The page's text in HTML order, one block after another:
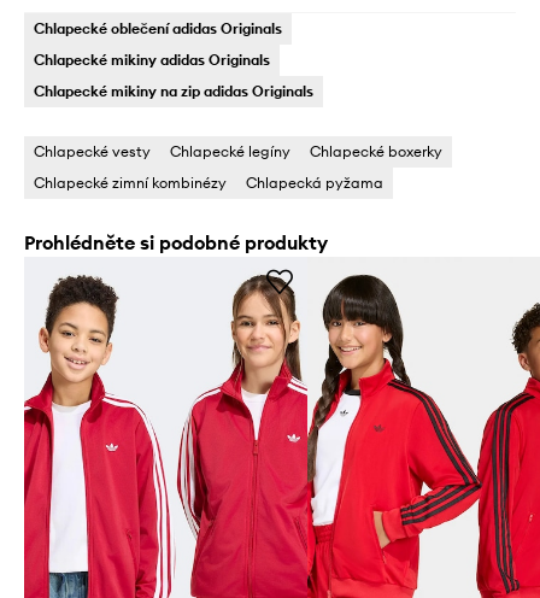
Chlapecké oblečení adidas Originals
Chlapecké mikiny adidas Originals
Chlapecké mikiny na zip adidas Originals
Chlapecké vesty Chlapecké legíny
Chlapecké boxerky
Chlapecké zimní kombinézy
Chlapecká pyžama
Prohlédněte si podobné produkty